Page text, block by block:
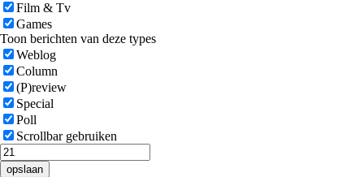
Film & Tv
Games
Toon berichten van deze types
Weblog
Column
(P)review
Special
Poll
Scrollbar gebruiken
opslaan